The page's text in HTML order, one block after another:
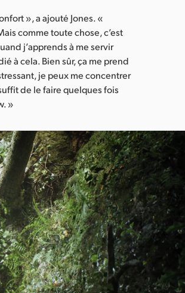
», a ajouté Jones. «
comme toute chose, c’est
j’apprends à me servir
à cela. Bien sûr, ça me prend
je peux me concentrer
de le faire quelques fois
»